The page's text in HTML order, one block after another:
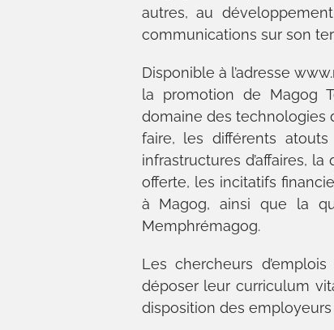
autres, au
communications sur son
Disponible à l’adresse
la promotion de Magog
domaine des technologies
faire, les différents
infrastructures d’affaires,
offerte, les incitatifs
à Magog, ainsi que la
Memphrémagog.
Les chercheurs
déposer leur curriculum
disposition des